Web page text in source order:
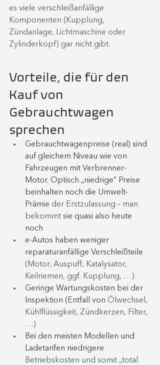
es viele verschleißanfällige
Komponenten (Kupplung,
Zündanlage, Lichtmaschine oder
Zylinderkopf) gar nicht gibt.
Vorteile, die für den
Kauf von
Gebrauchtwagen
sprechen
Gebrauchtwagenpreise (real) sind
auf gleichem Niveau wie von
Fahrzeugen mit Verbrenner-
Motor. Optisch „niedrige“ Preise
beinhalten noch die Umwelt-
Prämie der Erstzulassung – man
bekommt sie quasi also heute
noch
e-Autos haben weniger
reparaturanfällige Verschleißteile
(Motor, Auspuff, Katalysator,
Keilriemen, ggf. Kupplung, …)
Geringe Wartungskosten bei der
Inspektion (Entfall von Ölwechsel,
Kühlflüssigkeit, Zündkerzen, Filter,
…)
Bei den meisten Modellen und
Ladetarifen niedrigere
Betriebskosten und somit „total